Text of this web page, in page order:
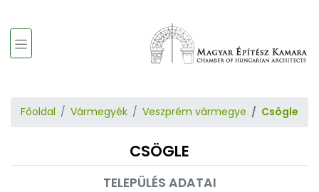
Főoldal Vármegyék Veszprém vármegye Csögle
CSÖGLE
TELEPÜLÉS ADATAI